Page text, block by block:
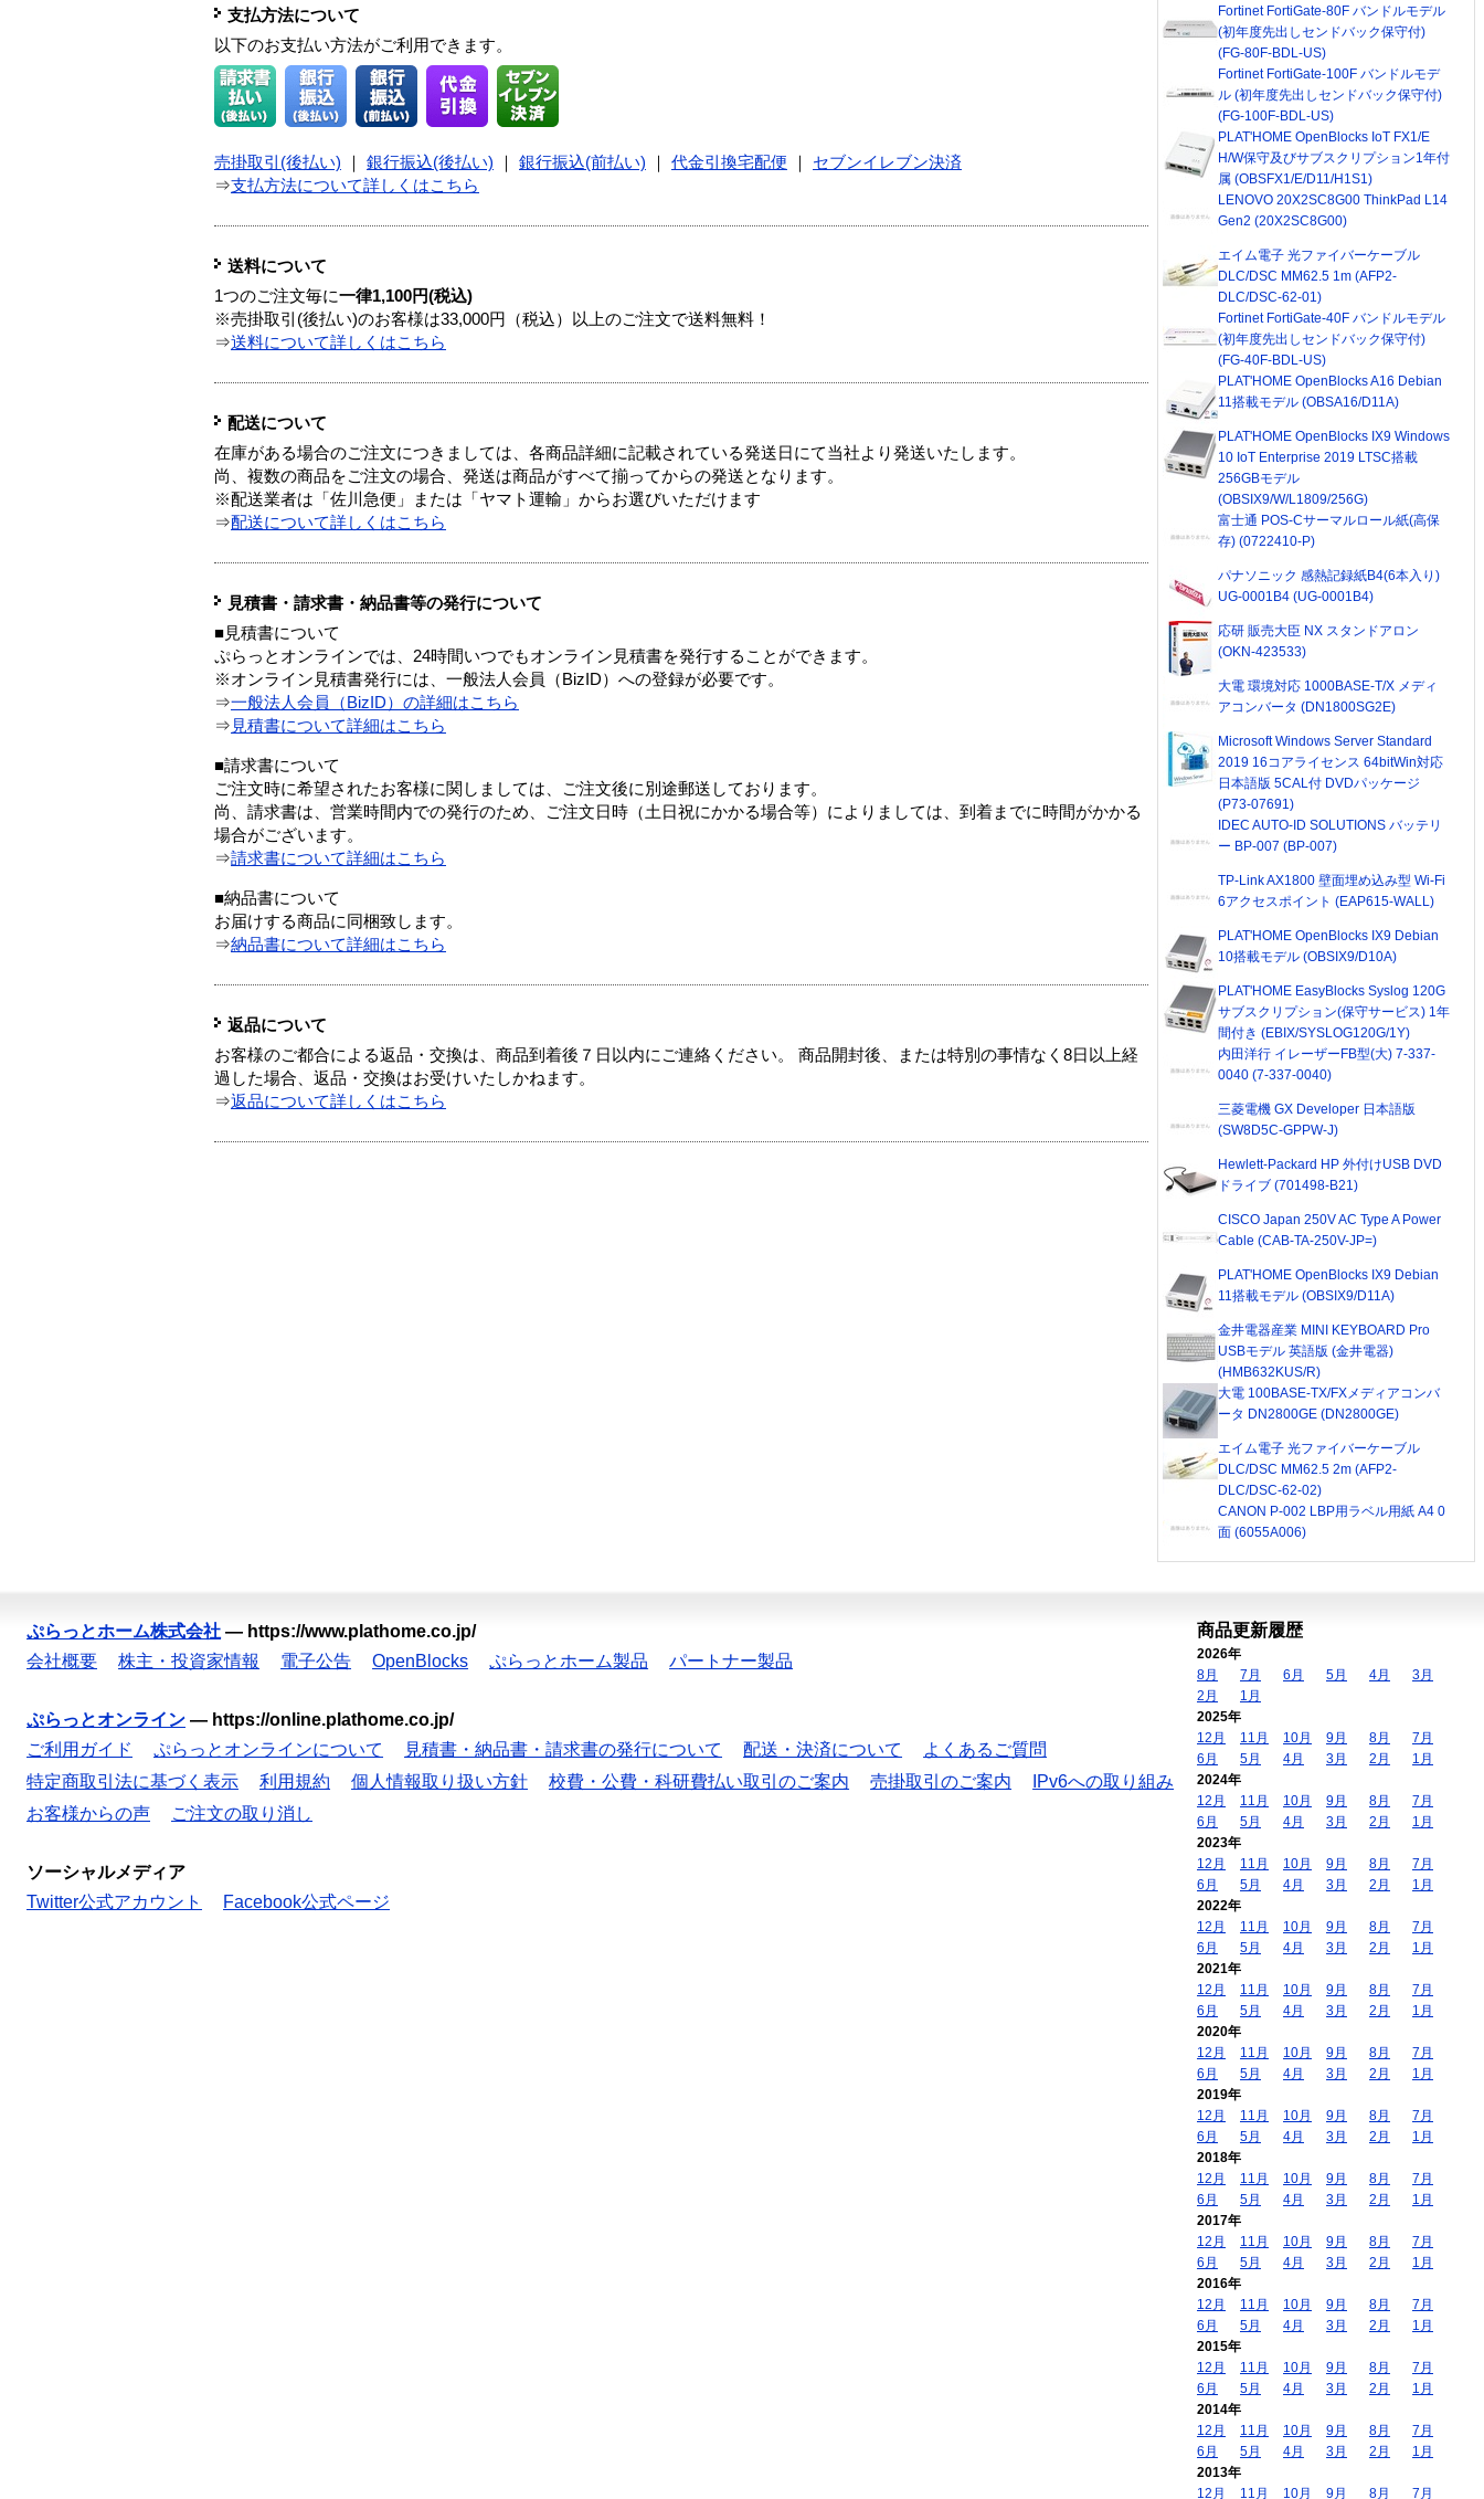
支払方法について
以下のお支払い方法がご利用できます。
売掛取引(後払い) 銀行振込(後払い) 銀行振込(前払い) 代金引換宅配便
セブンイレブン決済
⇒支払方法について詳しくはこちら
送料について
1つのご注文毎に一律1,100円(税込)
※売掛取引(後払い)のお客様は33,000円（税込）以上のご注文で送料無料！
⇒送料について詳しくはこちら
配送について
在庫がある場合のご注文につきましては、各商品詳細に記載されている発送日にて当社より発送いたします。
尚、複数の商品をご注文の場合、発送は商品がすべて揃ってからの発送となります。
※配送業者は「佐川急便」または「ヤマト運輸」からお選びいただけます
⇒配送について詳しくはこちら
見積書・請求書・納品書等の発行について
■見積書について
ぷらっとオンラインでは、24時間いつでもオンライン見積書を発行することができます。
※オンライン見積書発行には、一般法人会員（BizID）への登録が必要です。
⇒一般法人会員（BizID）の詳細はこちら
⇒ 見積書について詳細はこちら
■請求書について
ご注文時に希望されたお客様に関しましては、ご注文後に別途郵送しております。
尚、請求書は、営業時間内での発行のため、ご注文日時（土日祝にかかる場合等）によりましては、到着までに時間がかかる
場合がございます。
⇒請求書について詳細はこちら
■納品書について
お届けする商品に同梱致します。
⇒納品書について詳細はこちら
返品について
お客様のご都合による返品・交換は、商品到着後７日以内にご連絡ください。 商品開封後、または特別の事情なく8日以上経
過した場合、返品・交換はお受けいたしかねます。
⇒返品について詳しくはこちら
Fortinet FortiGate-80F バンドルモデル
(初年度先出しセンドバック保守付)
(FG-80F-BDL-US)
Fortinet FortiGate-100F バンドルモデ
ル (初年度先出しセンドバック保守付)
(FG-100F-BDL-US)
PLAT'HOME OpenBlocks IoT FX1/E
H/W保守及びサブスクリプション1年付
属 (OBSFX1/E/D11/H1S1)
LENOVO 20X2SC8G00 ThinkPad L14
Gen2 (20X2SC8G00)
エイム電子 光ファイバーケーブル
DLC/DSC MM62.5 1m (AFP2-
DLC/DSC-62-01)
Fortinet FortiGate-40F バンドルモデル
(初年度先出しセンドバック保守付)
(FG-40F-BDL-US)
PLAT'HOME OpenBlocks A16 Debian
11搭載モデル (OBSA16/D11A)
PLAT'HOME OpenBlocks IX9 Windows
10 IoT Enterprise 2019 LTSC搭載
256GBモデル
(OBSIX9/W/L1809/256G)
富士通 POS-Cサーマルロール紙(高保
存) (0722410-P)
パナソニック 感熱記録紙B4(6本入り)
UG-0001B4 (UG-0001B4)
応研 販売大臣 NX スタンドアロン
(OKN-423533)
大電 環境対応 1000BASE-T/X メディ
アコンバータ (DN1800SG2E)
Microsoft Windows Server Standard
2019 16コアライセンス 64bitWin対応
日本語版 5CAL付 DVDパッケージ
(P73-07691)
IDEC AUTO-ID SOLUTIONS バッテリ
ー BP-007 (BP-007)
TP-Link AX1800 壁面埋め込み型 Wi-Fi
6アクセスポイント (EAP615-WALL)
PLAT'HOME OpenBlocks IX9 Debian
10搭載モデル (OBSIX9/D10A)
PLAT'HOME EasyBlocks Syslog 120G
サブスクリプション(保守サービス) 1年
間付き (EBIX/SYSLOG120G/1Y)
内田洋行 イレーザーFB型(大) 7-337-
0040 (7-337-0040)
三菱電機 GX Developer 日本語版
(SW8D5C-GPPW-J)
Hewlett-Packard HP 外付けUSB DVD
ドライブ (701498-B21)
CISCO Japan 250V AC Type A Power
Cable (CAB-TA-250V-JP=)
PLAT'HOME OpenBlocks IX9 Debian
11搭載モデル (OBSIX9/D11A)
金井電器産業 MINI KEYBOARD Pro
USBモデル 英語版 (金井電器)
(HMB632KUS/R)
大電 100BASE-TX/FXメディアコンバ
ータ DN2800GE (DN2800GE)
エイム電子 光ファイバーケーブル
DLC/DSC MM62.5 2m (AFP2-
DLC/DSC-62-02)
CANON P-002 LBP用ラベル用紙 A4 0
面 (6055A006)
ぷらっとホーム株式会社 — https://www.plathome.co.jp/
会社概要
株主・投資家情報 電子公告 OpenBlocks ぷらっとホーム製品 パートナー製品
ぷらっとオンライン — https://online.plathome.co.jp/
ご利用ガイド
ぷらっとオンラインについて 見積書・納品書・請求書の発行について 配送・決済について
よくあるご質問
特定商取引法に基づく表示
利用規約 個人情報取り扱い方針 校費・公費・科研費払い取引のご案内 売掛取引のご案内
IPv6への取り組み
お客様からの声
ご注文の取り消し
ソーシャルメディア
Twitter公式アカウント
Facebook公式ページ
商品更新履歴
2026年
8月
7月 6月 5月 4月
3月
2月
1月
2025年
12月
11月 10月 9月 8月
7月
6月
5月 4月 3月 2月
1月
2024年
12月
11月 10月 9月 8月
7月
6月
5月 4月 3月 2月
1月
2023年
12月
11月 10月 9月 8月
7月
6月
5月 4月 3月 2月
1月
2022年
12月
11月 10月 9月 8月
7月
6月
5月 4月 3月 2月
1月
2021年
12月
11月 10月 9月 8月
7月
6月
5月 4月 3月 2月
1月
2020年
12月
11月 10月 9月 8月
7月
6月
5月 4月 3月 2月
1月
2019年
12月
11月 10月 9月 8月
7月
6月
5月 4月 3月 2月
1月
2018年
12月
11月 10月 9月 8月
7月
6月
5月 4月 3月 2月
1月
2017年
12月
11月 10月 9月 8月
7月
6月
5月 4月 3月 2月
1月
2016年
12月
11月 10月 9月 8月
7月
6月
5月 4月 3月 2月
1月
2015年
12月
11月 10月 9月 8月
7月
6月
5月 4月 3月 2月
1月
2014年
12月
11月 10月 9月 8月
7月
6月
5月 4月 3月 2月
1月
2013年
12月
11月 10月 9月 8月 7月